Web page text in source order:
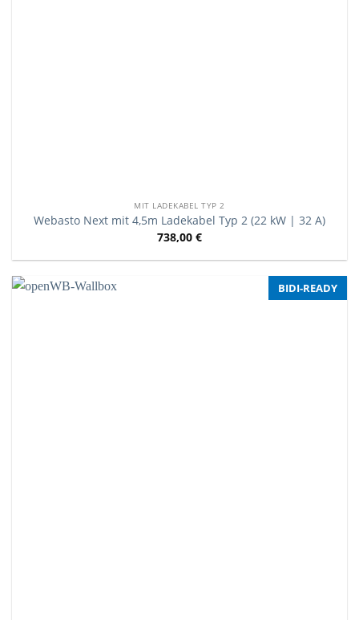
MIT LADEKABEL TYP 2
Webasto Next mit 4,5m Ladekabel Typ 2 (22 kW | 32 A)
738,00 €
BIDI-READY